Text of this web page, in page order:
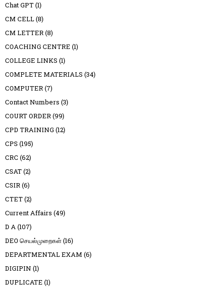
Chat GPT(1)
CM CELL(8)
CM LETTER(8)
COACHING CENTRE (1)
COLLEGE LINKS (1)
COMPLETE MATERIALS (34)
COMPUTER(7)
Contact Numbers (3)
COURT ORDER(99)
CPD TRAINING (12)
CPS (195)
CRC (62)
CSAT(2)
CSIR(6)
CTET(2)
Current Affairs (49)
D A(107)
DEO செயல்முறைகள்(16)
DEPARTMENTAL EXAM (6)
DIGIPIN (1)
DUPLICATE (1)